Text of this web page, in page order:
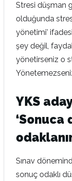
Stresi düşman
olduğunda
yönetimi’
şey değil,
yönetirseniz o
YKS
‘Sonuca
Sınav
sonuç odaklı